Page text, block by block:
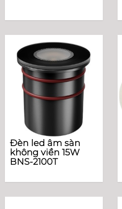
Đèn led âm sàn
không viền 15W
BNS-2100T